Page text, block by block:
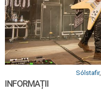
Sólstafir,
INFORMAȚII